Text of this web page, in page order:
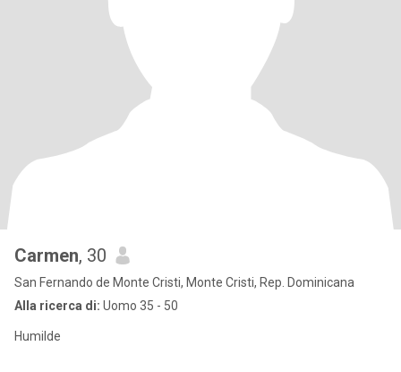
Carmen, 30
San Fernando de Monte Cristi, Monte Cristi, Rep. Dominicana
Alla ricerca di: Uomo 35 - 50
Humilde